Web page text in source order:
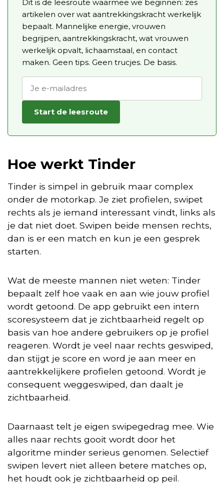
Dit is de leesroute waarmee we beginnen: zes
artikelen over wat aantrekkingskracht werkelijk
bepaalt. Mannelijke energie, vrouwen
begrijpen, aantrekkingskracht, wat vrouwen
werkelijk opvalt, lichaamstaal, en contact
maken. Geen tips. Geen trucjes. De basis.
Start de leesroute
Hoe werkt Tinder
Tinder is simpel in gebruik maar complex
onder de motorkap. Je ziet profielen, swipet
rechts als je iemand interessant vindt, links als
je dat niet doet. Swipen beide mensen rechts,
dan is er een match en kun je een gesprek
starten.
Wat de meeste mannen niet weten: Tinder
bepaalt zelf hoe vaak en aan wie jouw profiel
wordt getoond. De app gebruikt een intern
scoresysteem dat je zichtbaarheid regelt op
basis van hoe andere gebruikers op je profiel
reageren. Wordt je veel naar rechts geswiped,
dan stijgt je score en word je aan meer en
aantrekkelijkere profielen getoond. Wordt je
consequent weggeswiped, dan daalt je
zichtbaarheid.
Daarnaast telt je eigen swipegedrag mee. Wie
alles naar rechts gooit wordt door het
algoritme minder serieus genomen. Selectief
swipen levert niet alleen betere matches op,
het houdt ook je zichtbaarheid op peil.